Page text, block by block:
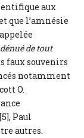
aux
que l’amnésie
de tout
faux souvenirs
notamment
O.
Paul
autres.